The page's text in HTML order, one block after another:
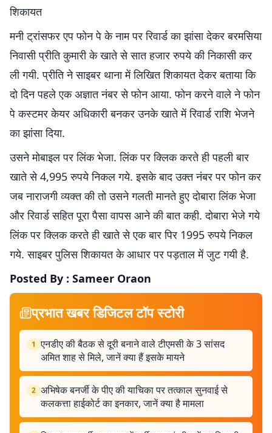
शिकायत
मनी ट्रांसफर एप फोन पे के नाम पर रिवार्ड का झांसा देकर बरमसिया
निवासी प्रीति कुमारी के खाते से सात हजार रुपये की निकासी कर
ली गयी. प्रीति ने साइबर थाना में लिखित शिकायत देकर बताया कि
दो दिन पहले एक अज्ञात नंबर से फोन आया. फोन करने वाले ने फोन
पे कस्टमर केयर अधिकारी बनकर उनके खाते में रिवार्ड राशि भेजने
का झांसा दिया.
उसने मोबाइल पर लिंक भेजा. लिंक पर क्लिक करते ही पहली बार
खाते से 4,995 रुपये निकल गये. इसके बाद उक्त नंबर पर फोन कर
जब नाराजगी व्यक्त की तो उसने गलती मानते हुए दोबारा लिंक भेजा
और रिवार्ड सहित पूरा पैसा वापस आने की बात कही. दोबारा भेजे गये
लिंक पर क्लिक करते ही खाते से एक बार पिर 1995 रुपये निकल
गये. साइबर पुलिस शिकायत के आधार पर पड़ताल में जुट गयी है.
Posted By : Sameer Oraon
प्रभात खबर डिजिटल टॉप स्टोरी
1 एनडीए की बैठक से दूरी बनाने वाले टीएमसी के 3 सांसद
अमित शाह से मिले, जानें क्या हैं इसके मायने
2 अभिषेक बनर्जी के पीए की याचिका पर तत्काल सुनवाई से
कलकत्ता हाईकोर्ट का इनकार, जानें क्या है मामला